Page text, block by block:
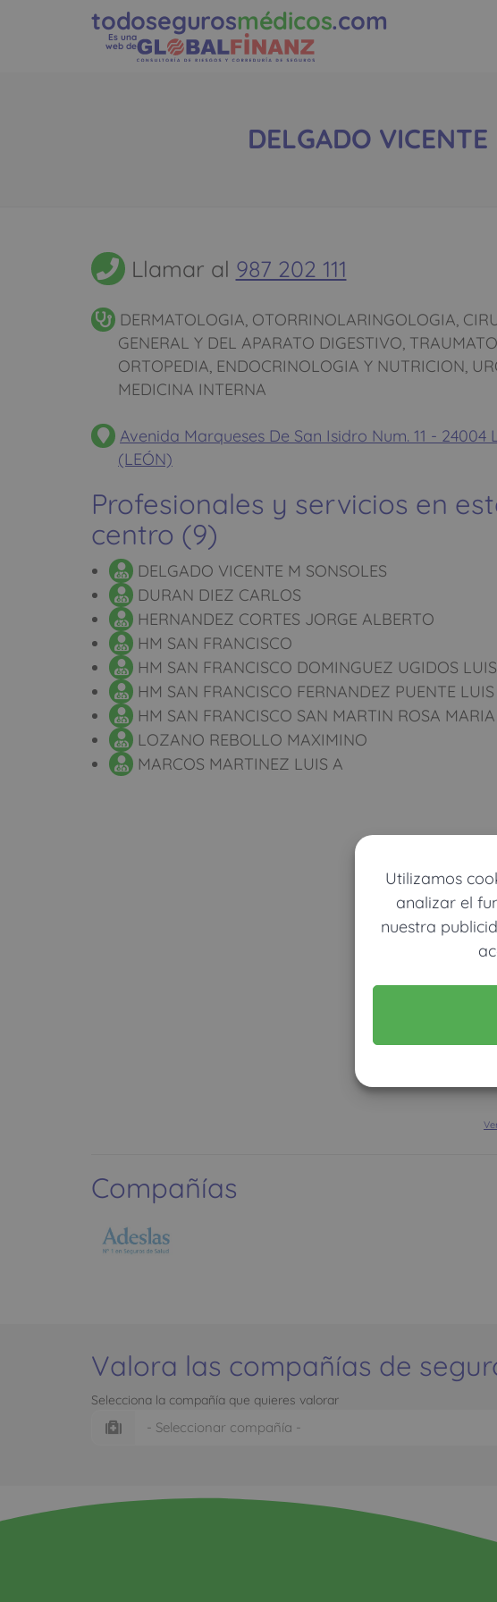
Utilizamos
analizar el
nuestra
todosegurosmédicos.com
Es una
web de
DELGADO
Llamar al 987 202 111
DERMATOLOGIA, OTORRINOLARINGOLOGIA,
GENERAL Y DEL APARATO DIGESTIVO,
ORTOPEDIA, ENDOCRINOLOGIA Y NUTRICION,
MEDICINA INTERNA
Avenida Marqueses De San Isidro Num. 11 - 24004
(LEÓN)
Profesionales y servicios en
centro (9)
DELGADO VICENTE M SONSOLES
DURAN DIEZ CARLOS
HERNANDEZ CORTES JORGE ALBERTO
HM SAN FRANCISCO
HM SAN FRANCISCO DOMINGUEZ UGIDOS
HM SAN FRANCISCO FERNANDEZ PUENTE LUIS
HM SAN FRANCISCO SAN MARTIN ROSA
LOZANO REBOLLO MAXIMINO
MARCOS MARTINEZ LUIS A
Compañías
Valora las compañías de
Selecciona la compañía que quieres valorar